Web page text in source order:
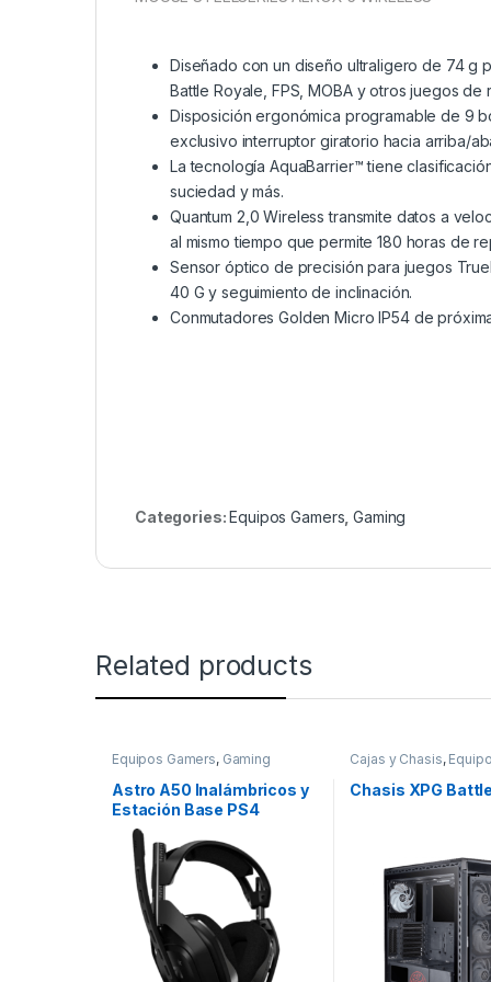
Diseñado con un diseño ultraligero de 74 g
Battle Royale, FPS, MOBA y otros juegos de
Disposición ergonómica programable de 9
exclusivo interruptor giratorio hacia arriba/
La tecnología AquaBarrier™ tiene
suciedad y más.
Quantum 2,0 Wireless transmite datos a
al mismo tiempo que permite 180 horas de
Sensor óptico de precisión para juegos
40 G y seguimiento de inclinación.
Conmutadores Golden Micro IP54 de
Categories:Equipos Gamers ,Gaming
Related products
Equipos Gamers, Gaming
Astro A50 Inalámbricos y
Estación Base PS4
Cajas y Chasis,
Gamers
Chasis XPG